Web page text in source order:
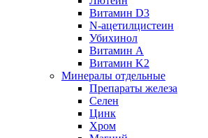
Витамин D3
N-ацетилцистеин
Убихинол
Витамин А
Витамин K2
Минералы отдельные
Препараты железа
Селен
Цинк
Хром